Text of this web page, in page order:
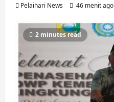
Pelaihari News 46 menit ago
2 minutes read